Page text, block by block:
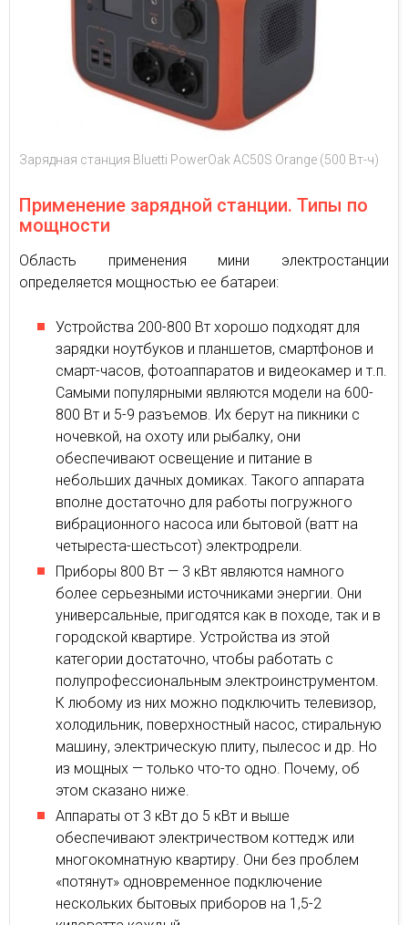
Зарядная станция Bluetti PowerOak AC50S Orange (500 Вт-ч)
Применение зарядной станции. Типы по
мощности
Область применения мини электростанции
определяется мощностью ее батареи:
Устройства 200-800 Вт хорошо подходят для
зарядки ноутбуков и планшетов, смартфонов и
смарт-часов, фотоаппаратов и видеокамер и т.п.
Самыми популярными являются модели на 600-
800 Вт и 5-9 разъемов. Их берут на пикники с
ночевкой, на охоту или рыбалку, они
обеспечивают освещение и питание в
небольших дачных домиках. Такого аппарата
вполне достаточно для работы погружного
вибрационного насоса или бытовой (ватт на
четыреста-шестьсот) электродрели.
Приборы 800 Вт — 3 кВт являются намного
более серьезными источниками энергии. Они
универсальные, пригодятся как в походе, так и в
городской квартире. Устройства из этой
категории достаточно, чтобы работать с
полупрофессиональным электроинструментом.
К любому из них можно подключить телевизор,
холодильник, поверхностный насос, стиральную
машину, электрическую плиту, пылесос и др. Но
из мощных — только что-то одно. Почему, об
этом сказано ниже.
Аппараты от 3 кВт до 5 кВт и выше
обеспечивают электричеством коттедж или
многокомнатную квартиру. Они без проблем
«потянут» одновременное подключение
нескольких бытовых приборов на 1,5-2